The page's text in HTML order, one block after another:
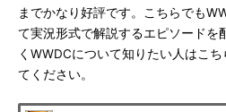
までかなり好評です。こちらでも
て実況形式で解説するエピソードを
くWWDCについて知りたい人はこ
てください。